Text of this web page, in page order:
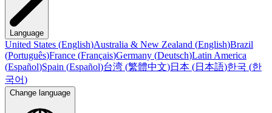
Language
United States (English)Australia & New Zealand (English)Brazil
(Português)France (Français)Germany (Deutsch)Latin America
(Español)Spain (Español)台湾 (繁體中文)日本 (日本語)한국 (한
국어)
Change language